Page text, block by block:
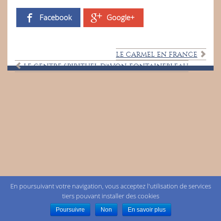
Facebook Google+
LE CARMEL EN FRANCE
LE CENTRE SPIRITUEL D'AVON-FONTAINEBLEAU
En poursuivant votre navigation, vous acceptez l'utilisation de services
tiers pouvant installer des cookies
Poursuivre Non En savoir plus